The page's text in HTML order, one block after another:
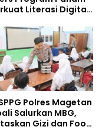
Literasi Digital
Polres Magetan
Salurkan MBG,
Gizi dan Food